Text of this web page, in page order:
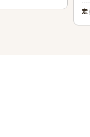
定